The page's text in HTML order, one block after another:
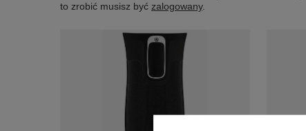
to zrobić musisz być zalogowany.